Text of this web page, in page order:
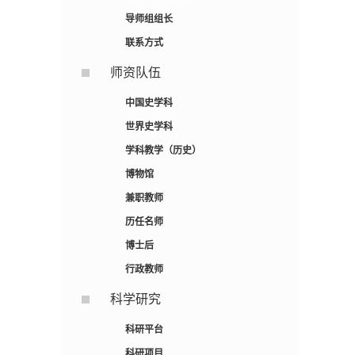
导师组组长
联系方式
师资队伍
中国史学科
世界史学科
学科教学（历史）
博物馆
兼职教师
历任名师
博士后
行政教师
科学研究
科研平台